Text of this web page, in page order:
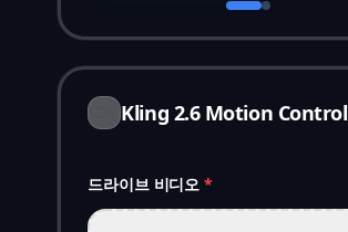
Kling 2.6 Motion Control
드라이브 비디오 *